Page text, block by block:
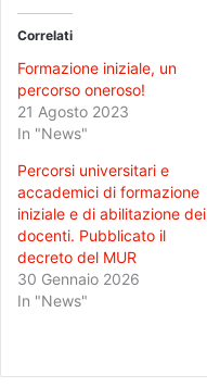
Correlati
Formazione iniziale, un
percorso oneroso!
21 Agosto 2023
In "News"
Percorsi universitari e
accademici di formazione
iniziale e di abilitazione dei
docenti. Pubblicato il
decreto del MUR
30 Gennaio 2026
In "News"